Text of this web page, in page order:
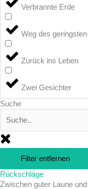
Verbrannte Erde
Weg des
Zurück ins Leben
Zwei Gesichter
Suche
Filter entfernen
Rückschläge
Zwischen guter Laune